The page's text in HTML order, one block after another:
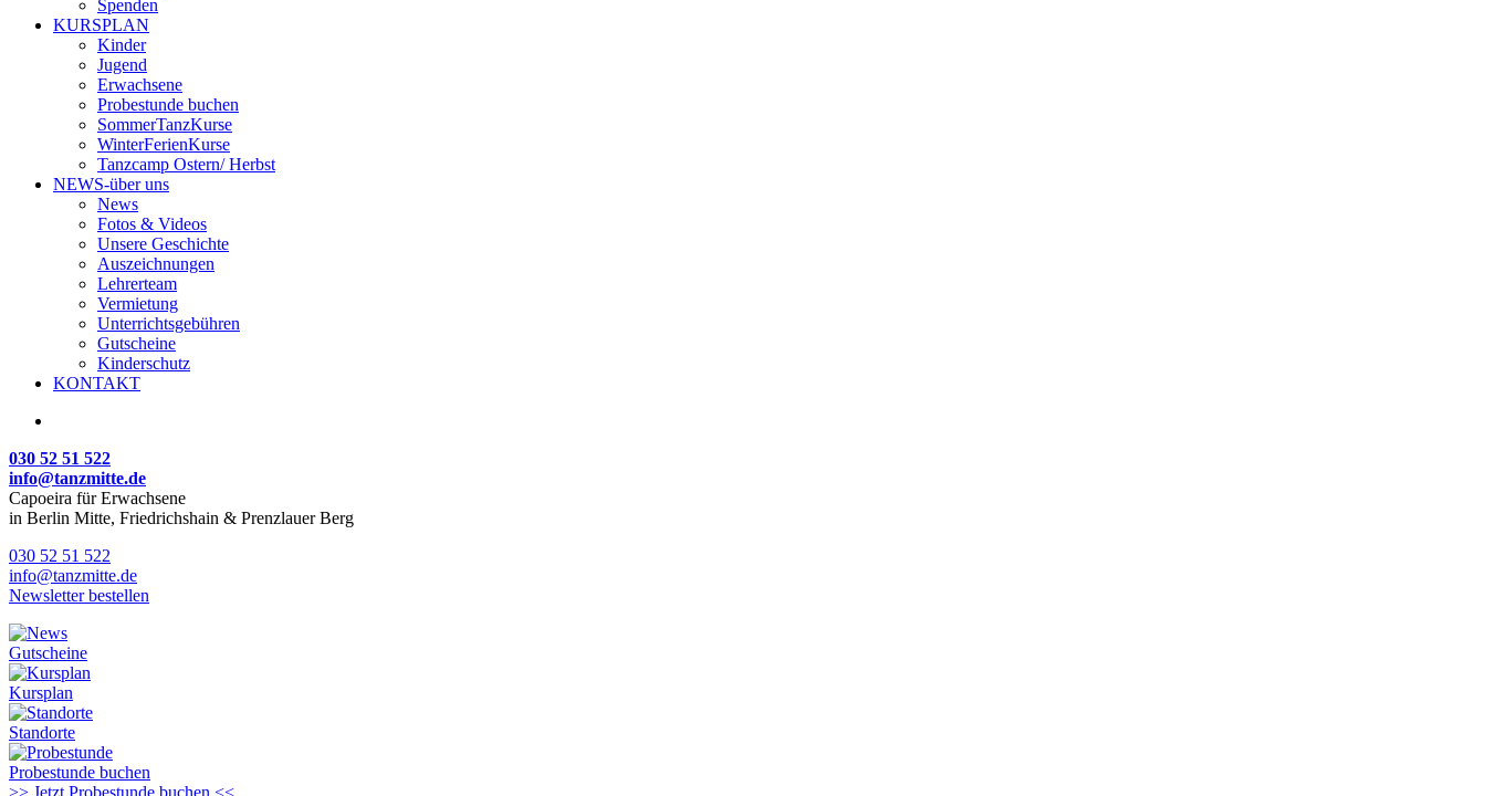
Spenden
KURSPLAN
Kinder
Jugend
Erwachsene
Probestunde buchen
SommerTanzKurse
WinterFerienKurse
Tanzcamp Ostern/ Herbst
NEWS-über uns
News
Fotos & Videos
Unsere Geschichte
Auszeichnungen
Lehrerteam
Vermietung
Unterrichtsgebühren
Gutscheine
Kinderschutz
KONTAKT
030 52 51 522
info@tanzmitte.de
Capoeira für Erwachsene
in Berlin Mitte, Friedrichshain & Prenzlauer Berg
030 52 51 522
info@tanzmitte.de
Newsletter bestellen
Gutscheine
Kursplan
Standorte
Probestunde buchen
>> Jetzt Probestunde buchen <<